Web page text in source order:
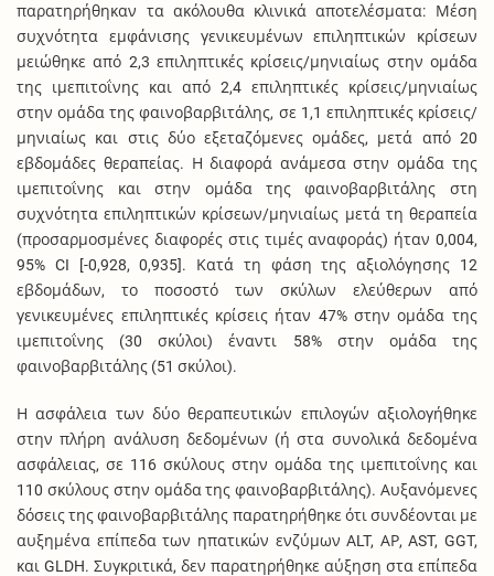
παρατηρήθηκαν τα ακόλουθα κλινικά αποτελέσματα: Μέση
συχνότητα εμφάνισης γενικευμένων επιληπτικών κρίσεων
μειώθηκε από 2,3 επιληπτικές κρίσεις/μηνιαίως στην ομάδα
της ιμεπιτοΐνης και από 2,4 επιληπτικές κρίσεις/μηνιαίως
στην ομάδα της φαινοβαρβιτάλης, σε 1,1 επιληπτικές κρίσεις/
μηνιαίως και στις δύο εξεταζόμενες ομάδες, μετά από 20
εβδομάδες θεραπείας. Η διαφορά ανάμεσα στην ομάδα της
ιμεπιτοΐνης και στην ομάδα της φαινοβαρβιτάλης στη
συχνότητα επιληπτικών κρίσεων/μηνιαίως μετά τη θεραπεία
(προσαρμοσμένες διαφορές στις τιμές αναφοράς) ήταν 0,004,
95% CI [-0,928, 0,935]. Κατά τη φάση της αξιολόγησης 12
εβδομάδων, το ποσοστό των σκύλων ελεύθερων από
γενικευμένες επιληπτικές κρίσεις ήταν 47% στην ομάδα της
ιμεπιτοΐνης (30 σκύλοι) έναντι 58% στην ομάδα της
φαινοβαρβιτάλης (51 σκύλοι).
Η ασφάλεια των δύο θεραπευτικών επιλογών αξιολογήθηκε
στην πλήρη ανάλυση δεδομένων (ή στα συνολικά δεδομένα
ασφάλειας, σε 116 σκύλους στην ομάδα της ιμεπιτοΐνης και
110 σκύλους στην ομάδα της φαινοβαρβιτάλης). Αυξανόμενες
δόσεις της φαινοβαρβιτάλης παρατηρήθηκε ότι συνδέονται με
αυξημένα επίπεδα των ηπατικών ενζύμων ALT, ΑΡ, AST, GGT,
και GLDH. Συγκριτικά, δεν παρατηρήθηκε αύξηση στα επίπεδα